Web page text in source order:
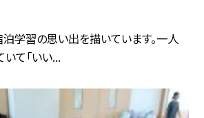
学習の思い出を描いています。一人
て「いい...